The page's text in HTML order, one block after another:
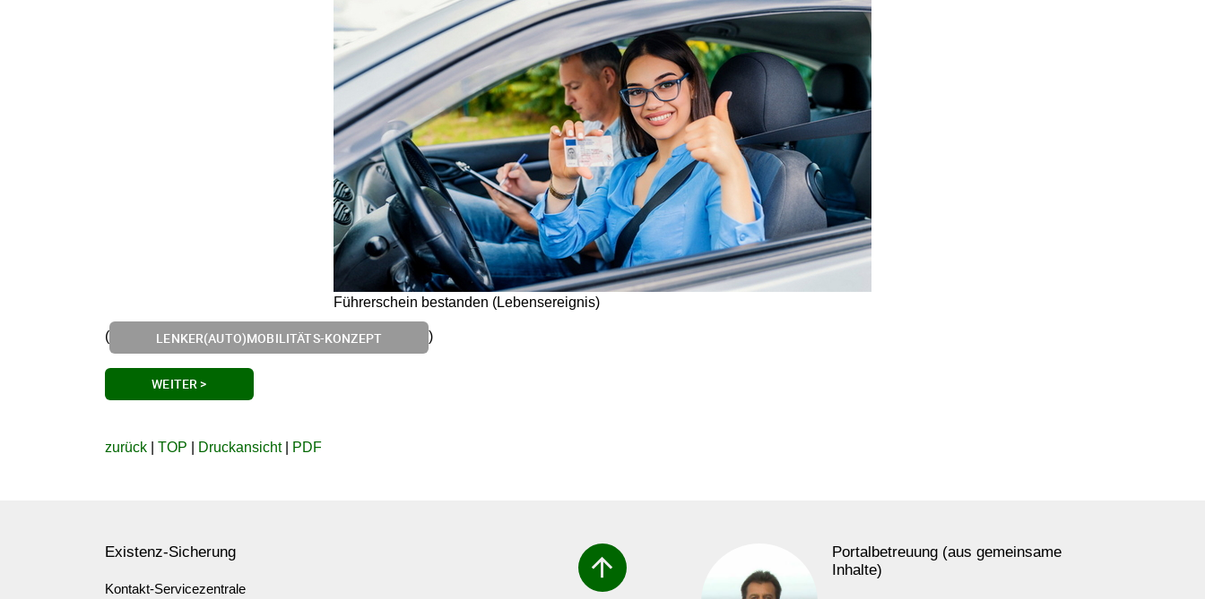
Führerschein bestanden (Lebensereignis)
( LENKER(AUTO)MOBILITÄTS-KONZEPT )
WEITER >
zurück TOP Druckansicht| PDF
arrow_upward
Portalbetreuung (aus gemeinsame
Inhalte)
Existenz-Sicherung
Kontakt-Servicezentrale